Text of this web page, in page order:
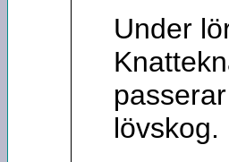
Under
lövskog.